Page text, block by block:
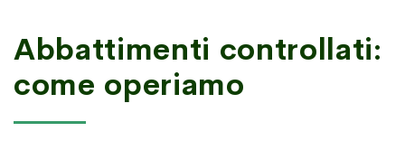
Abbattimenti controllati:
come operiamo